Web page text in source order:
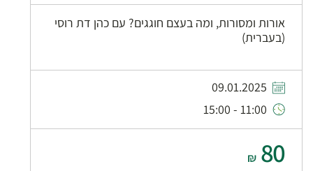
אורות ומסורות, ומה בעצם חוגגים? עם כהן דת רוסי
(בעברית)
09.01.2025
11:00 - 15:00
80
₪